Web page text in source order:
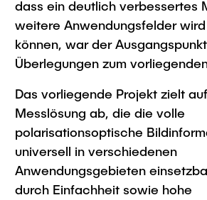
dass ein deutlich verbessertes
weitere Anwendungsfelder
können, war der
Überlegungen zum
Das vorliegende Projekt zielt
Messlösung ab, die die volle
polarisationsoptische
universell in verschiedenen
Anwendungsgebieten
durch Einfachheit sowie hohe